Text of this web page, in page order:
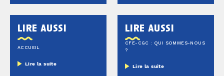
lire aussi
ACCUEIL
Lire la suite
lire aussi
CFE-CGC : QUI SOMMES-NOUS
?
Lire la suite